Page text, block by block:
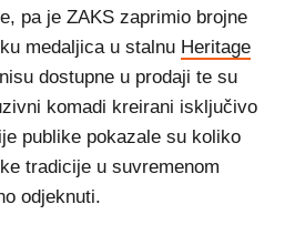
pa je ZAKS zaprimio brojne
medaljica u stalnu Heritage
dostupne u prodaji te su
komadi kreirani isključivo
publike pokazale su koliko
tradicije u suvremenom
odjeknuti.